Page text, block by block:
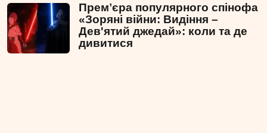
Премʼєра популярного спінофа
«Зоряні війни: Видіння –
Дев'ятий джедай»: коли та де
дивитися